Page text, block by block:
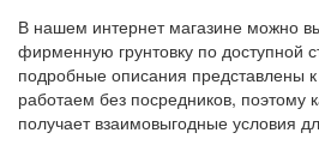
В нашем интернет магазине можно
фирменную грунтовку по доступной
подробные описания представлены
работаем без посредников, поэтому
получает взаимовыгодные условия